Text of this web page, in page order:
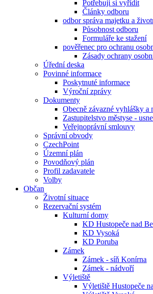
Potřebuji si vyřídit
Články odboru
odbor správa majetku a
Působnost odboru
Formuláře ke stažení
pověřenec pro ochranu
Zásady ochrany
Úřední deska
Povinné informace
Poskytnuté informace
Výroční zprávy
Dokumenty
Obecně závazné vyhlášky a
Zastupitelstvo městyse -
Veřejnoprávní smlouvy
Správní obvody
CzechPoint
Územní plán
Povodňový plán
Profil zadavatele
Volby
Občan
Životní situace
Rezervační systém
Kulturní domy
KD Hustopeče nad
KD Vysoká
KD Poruba
Zámek
Zámek - síň Konírna
Zámek - nádvoří
Výletiště
Výletiště Hustopeče